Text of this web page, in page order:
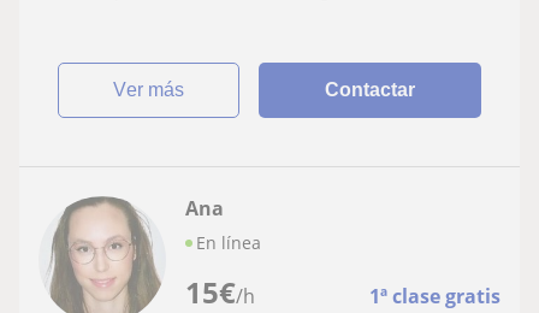
ver más Contactar
15€/h 1ª clase gratis
Ana
En línea